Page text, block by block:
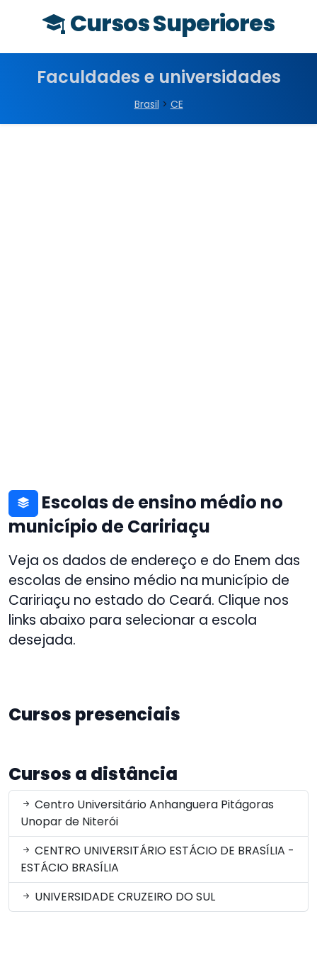
Cursos Superiores
Faculdades e universidades
Brasil > CE
Escolas de ensino médio no
município de Caririaçu
Veja os dados de endereço e do Enem das
escolas de ensino médio na município de
Caririaçu no estado do Ceará. Clique nos
links abaixo para selecionar a escola
desejada.
Cursos presenciais
Cursos a distância
Centro Universitário Anhanguera Pitágoras
Unopar de Niterói
CENTRO UNIVERSITÁRIO ESTÁCIO DE BRASÍLIA -
ESTÁCIO BRASÍLIA
UNIVERSIDADE CRUZEIRO DO SUL